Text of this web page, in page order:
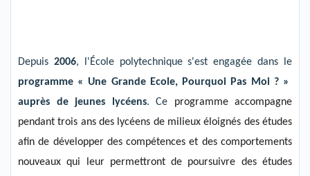
Depuis 2006, l'École polytechnique s'est engagée dans le
programme « Une Grande Ecole, Pourquoi Pas Moi ? »
auprès de jeunes lycéens. Ce programme accompagne
pendanttrois ans des lycéens de milieux éloignés des études
afin de développer des compétences et des comportements
nouveaux qui leur permettront de poursuivre des études